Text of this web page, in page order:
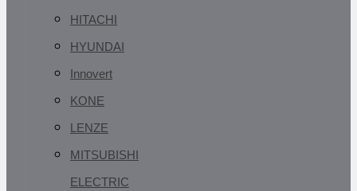
HITACHI
HYUNDAI
Innovert
KONE
LENZE
MITSUBISHI
ELECTRIC